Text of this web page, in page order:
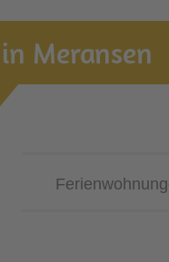
Meransen